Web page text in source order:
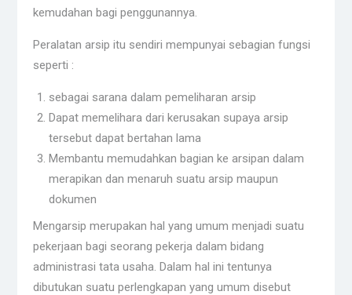
kemudahan bagi penggunannya.
Peralatan arsip itu sendiri mempunyai sebagian fungsi
seperti :
sebagai sarana dalam pemeliharan arsip
Dapat memelihara dari kerusakan supaya arsip
tersebut dapat bertahan lama
Membantu memudahkan bagian ke arsipan dalam
merapikan dan menaruh suatu arsip maupun
dokumen
Mengarsip merupakan hal yang umum menjadi suatu
pekerjaan bagi seorang pekerja dalam bidang
administrasi tata usaha. Dalam hal ini tentunya
dibutukan suatu perlengkapan yang umum disebut